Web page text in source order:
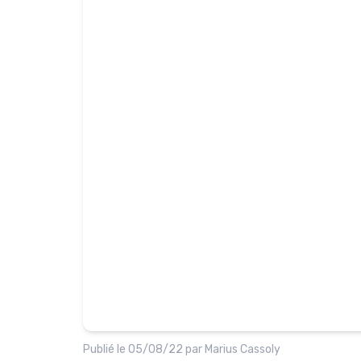
Publié le 05/08/22 par Marius Cassoly